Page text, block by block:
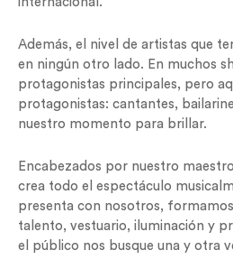
Además, el nivel de artistas que
en ningún otro lado. En muchos
protagonistas principales, pero
protagonistas: cantantes,
nuestro momento para brillar.
Encabezados por nuestro
crea todo el espectáculo
presenta con nosotros,
talento, vestuario, iluminación y
el público nos busque una y otra